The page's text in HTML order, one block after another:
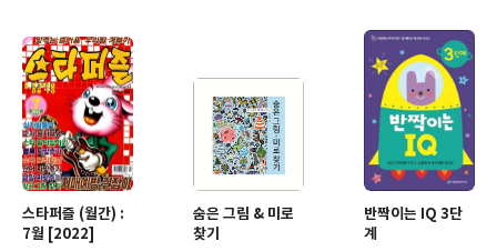
스타퍼즐 (월간) :
7월 [2022]
숨은 그림 & 미로
찾기
반짝이는 IQ 3단
계